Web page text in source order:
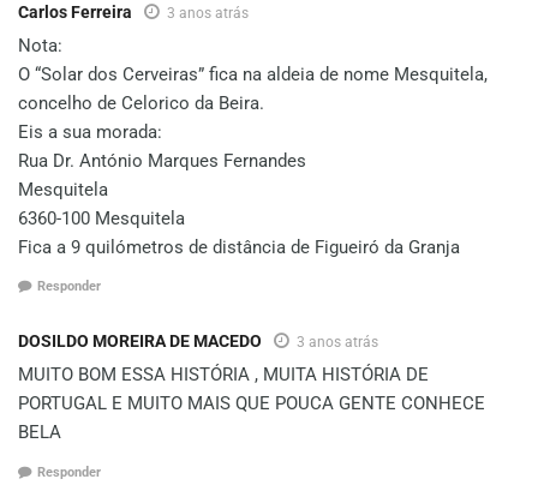
Carlos Ferreira 3 anos atrás
Nota:
O “Solar dos Cerveiras” fica na aldeia de nome Mesquitela,
concelho de Celorico da Beira.
Eis a sua morada:
Rua Dr. António Marques Fernandes
Mesquitela
6360-100 Mesquitela
Fica a 9 quilómetros de distância de Figueiró da Granja
Responder
DOSILDO MOREIRA DE MACEDO 3 anos atrás
MUITO BOM ESSA HISTÓRIA , MUITA HISTÓRIA DE
PORTUGAL E MUITO MAIS QUE POUCA GENTE CONHECE
BELA
Responder